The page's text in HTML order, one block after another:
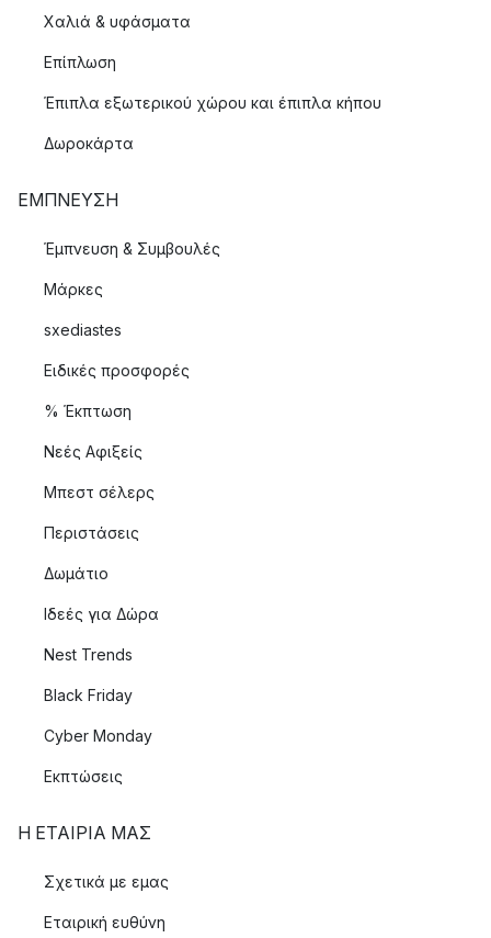
Χαλιά & υφάσματα
Επίπλωση
Έπιπλα εξωτερικού χώρου και έπιπλα κήπου
Δωροκάρτα
ΈΜΠΝΕΥΣΗ
Έμπνευση & Συμβουλές
Μάρκες
sxediastes
Ειδικές προσφορές
% Έκπτωση
Νεές Αφιξείς
Μπεστ σέλερς
Περιστάσεις
Δωμάτιο
Ιδεές για Δώρα
Nest Trends
Black Friday
Cyber Monday
Εκπτώσεις
Η ΕΤΑΊΡΙΑ ΜΑΣ
Σχετικά με εμας
Εταιρική ευθύνη